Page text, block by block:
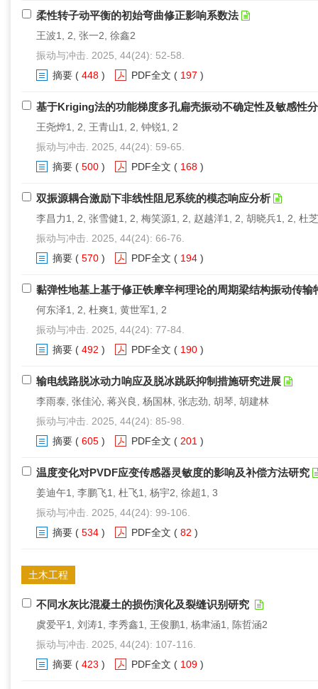
柔性转子动平衡的初始弯曲修正影响系数法
王波1, 2, 张一2, 徐鑫2
振动与冲击. 2025, 44(24): 52-58.
摘要 ( 448 ) PDF全文 ( 197 )
基于Kriging法的功能梯度多孔扁壳振动不确定性及敏感性
王尧烨1, 2, 王青山1, 2, 钟锐1, 2
振动与冲击. 2025, 44(24): 59-65.
摘要 ( 500 ) PDF全文 ( 168 )
双振源耦合激励下非线性阻尼系统的模态响应分析
李昌力1, 2, 张雪健1, 2, 梅笑源1, 2, 赵越洋1, 2, 胡晓兵1, 2, 杜
振动与冲击. 2025, 44(24): 66-76.
摘要 ( 570 ) PDF全文 ( 194 )
黏弹性地基上基于修正铁摩辛柯理论的周期梁结构振动传输
何东泽1, 2, 杜爽1, 黄世军1, 2
振动与冲击. 2025, 44(24): 77-84.
摘要 ( 492 ) PDF全文 ( 190 )
输电线路脱冰动力响应及脱冰跳跃抑制措施研究进展
李雨泰, 张佳沁, 蒋兴良, 杨国林, 张志劲, 胡琴, 胡建林
振动与冲击. 2025, 44(24): 85-98.
摘要 ( 605 ) PDF全文 ( 201 )
温度变化对PVDF应变传感器灵敏度的影响及补偿方法研究
姜迪午1, 李鹏飞1, 杜飞1, 杨宇2, 徐超1, 3
振动与冲击. 2025, 44(24): 99-106.
摘要 ( 534 ) PDF全文 ( 82 )
土木工程
不同水灰比混凝土的损伤演化及裂缝识别研究
虞爱平1, 刘涛1, 李秀鑫1, 王俊鹏1, 杨聿涵1, 陈哲涵2
振动与冲击. 2025, 44(24): 107-116.
摘要 ( 423 ) PDF全文 ( 109 )